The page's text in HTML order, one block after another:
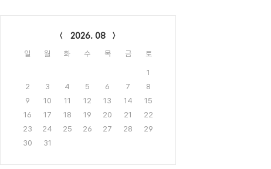
2026. 08
일 월 화 수 목 금 토
1
2
3 4 5 6 7
8
9
10 11 12 13 14
15
16
17 18 19 20 21
22
23
24 25 26 27 28
29
30
31